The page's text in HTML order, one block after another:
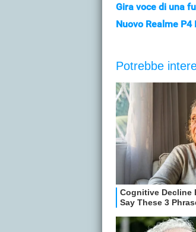
Gira voce di una
Nuovo Realme